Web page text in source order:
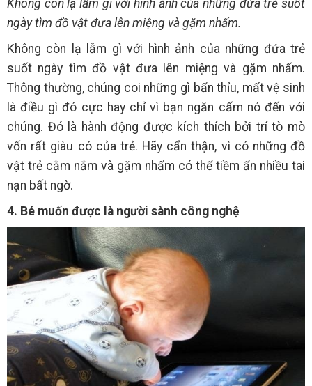
Không còn lạ lẫm gì với hình ảnh của những đứa trẻ suốt
ngày tìm đồ vật đưa lên miệng và gặm nhấm.
Không còn lạ lẫm gì với hình ảnh của những đứa trẻ
suốt ngày tìm đồ vật đưa lên miệng và gặm nhấm.
Thông thường, chúng coi những gì bẩn thỉu, mất vệ sinh
là điều gì đó cực hay chỉ vì bạn ngăn cấm nó đến với
chúng. Đó là hành động được kích thích bởi trí tò mò
vốn rất giàu có của trẻ. Hãy cẩn thận, vì có những đồ
vật trẻ cằm nắm và gặm nhấm có thể tiềm ẩn nhiều tai
nạn bất ngờ.
4. Bé muốn được là người sành công nghệ